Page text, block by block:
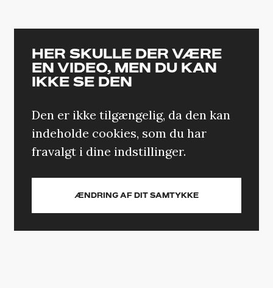
HER SKULLE DER VÆRE
EN VIDEO, MEN DU KAN
IKKE SE DEN
Den er ikke tilgængelig, da den kan
indeholde cookies, som du har
fravalgt i dine indstillinger.
ÆNDRING AF DIT SAMTYKKE